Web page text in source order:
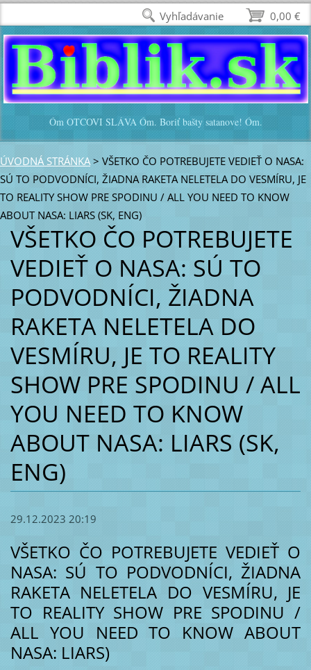
Óm OTCOVI SLÁVA Óm. Boriť bašty satanove! Óm.
ÚVODNÁ STRÁNKA > VŠETKO ČO POTREBUJETE VEDIEŤ O NASA:
SÚ TO PODVODNÍCI, ŽIADNA RAKETA NELETELA DO VESMÍRU, JE
TO REALITY SHOW PRE SPODINU / ALL YOU NEED TO KNOW
ABOUT NASA: LIARS (SK, ENG)
VŠETKO ČO POTREBUJETE
VEDIEŤ O NASA: SÚ TO
PODVODNÍCI, ŽIADNA
RAKETA NELETELA DO
VESMÍRU, JE TO REALITY
SHOW PRE SPODINU / ALL
YOU NEED TO KNOW
ABOUT NASA: LIARS (SK,
ENG)
29.12.2023 20:19
VŠETKO ČO POTREBUJETE VEDIEŤ O
NASA: SÚ TO PODVODNÍCI, ŽIADNA
RAKETA NELETELA DO VESMÍRU, JE
TO REALITY SHOW PRE SPODINU /
ALL YOU NEED TO KNOW ABOUT
NASA: LIARS)
0,00 €
Vyhľadávanie